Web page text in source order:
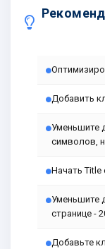
Добавить
Уменьшите
символов,
Начать Title
Уменьшите
странице -
Добавьте